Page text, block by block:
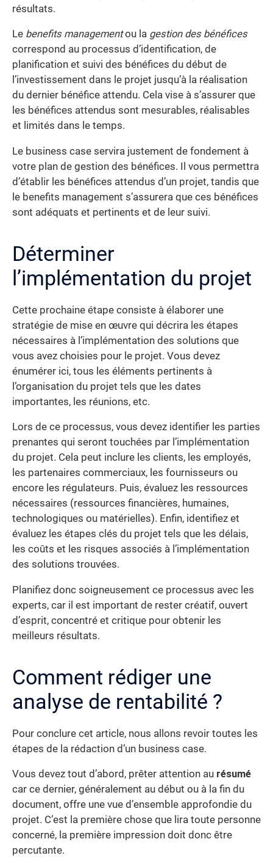
résultats.
Le benefits managementou la gestion des bénéfices
correspond au processus d’identification, de
planification et suivi des bénéfices du début de
l’investissement dans le projet jusqu’à la réalisation
du dernier bénéfice attendu. Cela vise à s’assurer que
les bénéfices attendus sont mesurables, réalisables
et limités dans le temps.
Le business case servira justement de fondement à
votre plan de gestion des bénéfices. Il vous permettra
d’établir les bénéfices attendus d’un projet, tandis que
le benefits management s’assurera que ces bénéfices
sont adéquats et pertinents et de leur suivi.
Déterminer
l’implémentation du projet
Cette prochaine étape consiste à élaborer une
stratégie de mise en œuvre qui décrira les étapes
nécessaires à l’implémentation des solutions que
vous avez choisies pour le projet. Vous devez
énumérer ici, tous les éléments pertinents à
l’organisation du projet tels que les dates
importantes, les réunions, etc.
Lors de ce processus, vous devez identifier les parties
prenantes qui seront touchées par l’implémentation
du projet. Cela peut inclure les clients, les employés,
les partenaires commerciaux, les fournisseurs ou
encore les régulateurs. Puis, évaluez les ressources
nécessaires (ressources financières, humaines,
technologiques ou matérielles). Enfin, identifiez et
évaluez les étapes clés du projet tels que les délais,
les coûts et les risques associés à l’implémentation
des solutions trouvées.
Planifiez donc soigneusement ce processus avec les
experts, car il est important de rester créatif, ouvert
d’esprit, concentré et critique pour obtenir les
meilleurs résultats.
Comment rédiger une
analyse de rentabilité ?
Pour conclure cet article, nous allons revoir toutes les
étapes de la rédaction d’un business case.
Vous devez tout d’abord, prêter attention au résumé
car ce dernier, généralement au début ou à la fin du
document, offre une vue d’ensemble approfondie du
projet. C’est la première chose que lira toute personne
concerné, la première impression doit donc être
percutante.